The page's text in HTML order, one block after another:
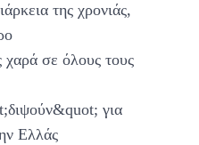
της χρονιάς,
σε όλους τους
για
Ελλάς